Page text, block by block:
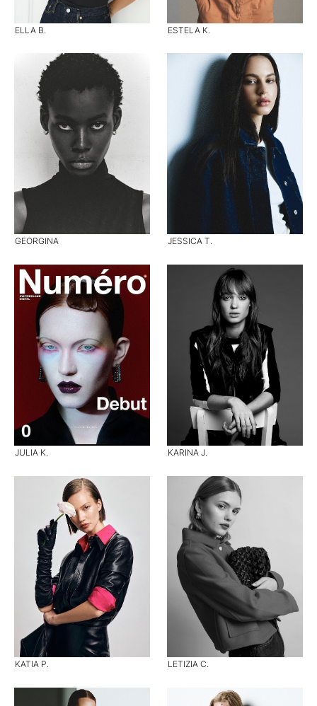
ELLA B. ESTELA K.
GEORGINA JESSICA T.
JULIA K. KARINA J.
KATIA P. LETIZIA C.